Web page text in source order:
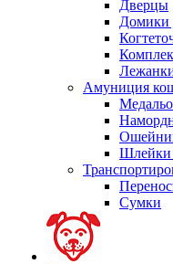
Дверцы
Домики
Амуниция
Шлейки
Сумки